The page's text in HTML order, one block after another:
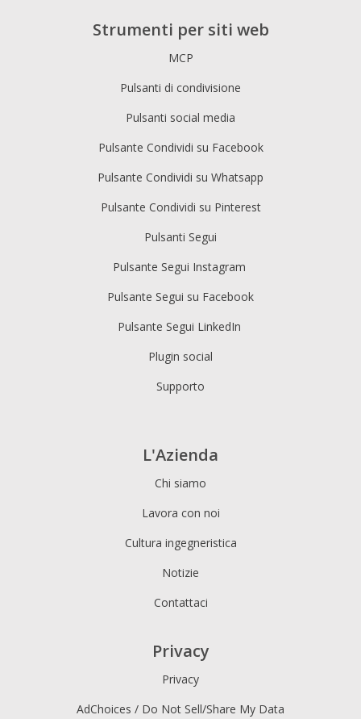
Strumenti per siti web
MCP
Pulsanti di condivisione
Pulsanti social media
Pulsante Condividi su Facebook
Pulsante Condividi su Whatsapp
Pulsante Condividi su Pinterest
Pulsanti Segui
Pulsante Segui Instagram
Pulsante Segui su Facebook
Pulsante Segui LinkedIn
Plugin social
Supporto
L'Azienda
Chi siamo
Lavora con noi
Cultura ingegneristica
Notizie
Contattaci
Privacy
Privacy
AdChoices / Do Not Sell/Share My Data